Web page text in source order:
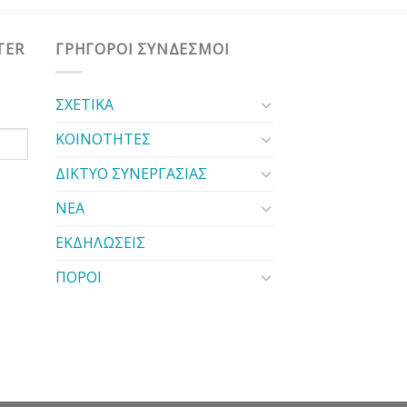
ΓΡΗΓΟΡΟΙ ΣΥΝΔΕΣΜΟΙ
ΣΧΕΤΙΚΑ
ΚΟΙΝΟΤΗΤΕΣ
ΔΙΚΤΥΟ ΣΥΝΕΡΓΑΣΙΑΣ
ΝΕΑ
ΕΚΔΗΛΩΣΕΙΣ
ΠΟΡΟΙ